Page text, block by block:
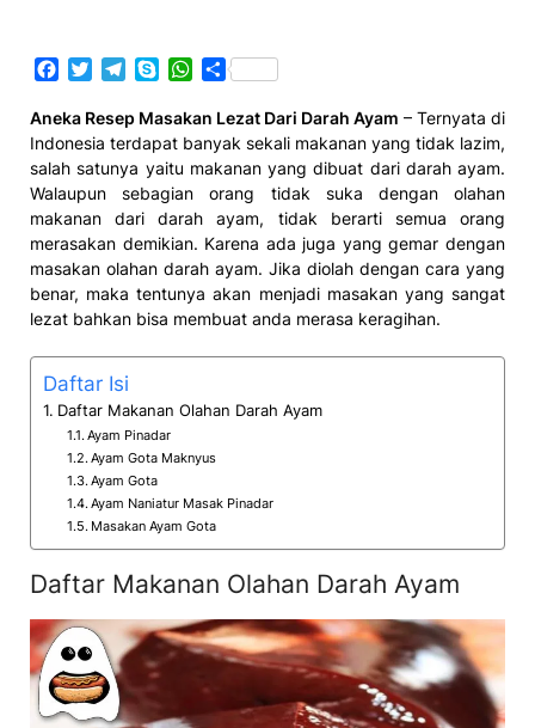
Facebook
TwitterTelegram
SkypeWhatsApp
Share
Aneka Resep Masakan Lezat Dari Darah Ayam – Ternyata di
Indonesia terdapat banyak sekali makanan yang tidak lazim,
salah satunya yaitu makanan yang dibuat dari darah ayam.
Walaupun sebagian orang tidak suka dengan olahan
makanan dari darah ayam, tidak berarti semua orang
merasakan demikian. Karena ada juga yang gemar dengan
masakan olahan darah ayam. Jika diolah dengan cara yang
benar, maka tentunya akan menjadi masakan yang sangat
lezat bahkan bisa membuat anda merasa keragihan.
Daftar Isi
Daftar Makanan Olahan Darah Ayam
Ayam Pinadar
Ayam Gota Maknyus
Ayam Gota
Ayam Naniatur Masak Pinadar
Masakan Ayam Gota
Daftar Makanan Olahan Darah Ayam